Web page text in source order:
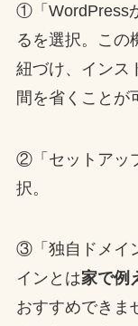
①「WordPress
るを選択。この
紐づけ、インス
間を省くことが
②「セットアッ
択。
③「独自ドメイ
インとは家で例
おすすめできま